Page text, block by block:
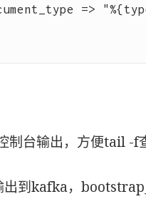
制台输出，方便tail -f
到kafka，